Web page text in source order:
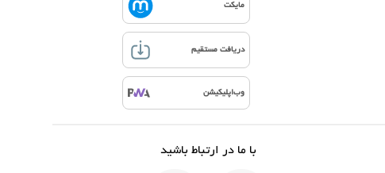
مایکت
دریافت مستقیم
وب‌اپلیکیشن
با ما در ارتباط باشید